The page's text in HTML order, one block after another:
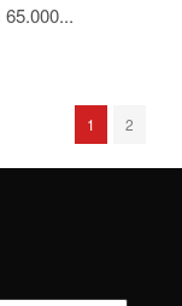
1 2